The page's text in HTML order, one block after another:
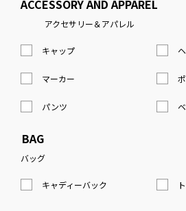
ACCESSORY AND APPAREL
アクセサリー＆アパレル
キャップ
マーカー
パンツ
BAG
バッグ
キャディーバック